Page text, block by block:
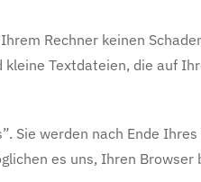
Rechner keinen
Textdateien, die auf
Sie werden nach Ende
es uns, Ihren